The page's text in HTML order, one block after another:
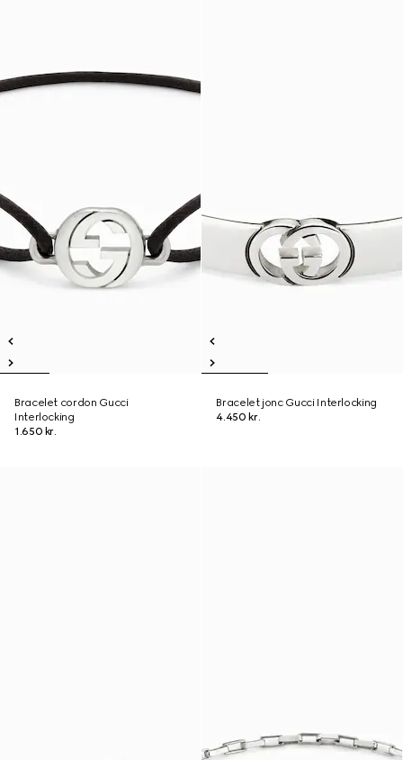
Bracelet cordon Gucci
Interlocking
1.650 kr.
Bracelet jonc Gucci Interlocking
4.450 kr.